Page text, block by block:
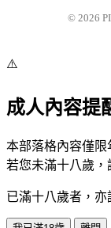
© 2026
⚠️
成人內容提
本部落格內容僅限
若您未滿十八歲，
已滿十八歲者，亦